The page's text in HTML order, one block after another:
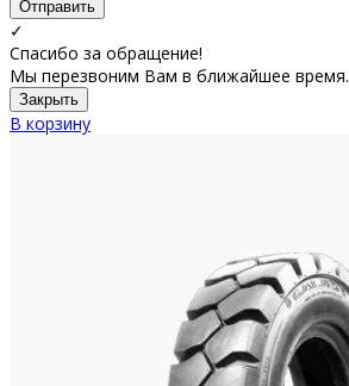
Отправить
✓
Спасибо за обращение!
Мы перезвоним Вам в ближайшее время.
Закрыть
В корзину